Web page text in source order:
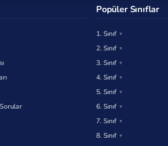
Popüler Sınıflar
1. Sınıf
2. Sınıf
3. Sınıf
4. Sınıf
5. Sınıf
6. Sınıf
7. Sınıf
8. Sınıf